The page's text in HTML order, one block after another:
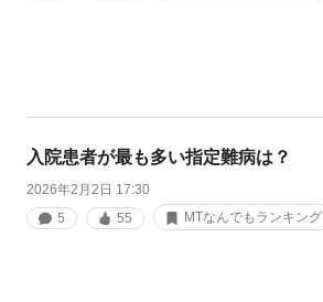
入院患者が最も多い指定難病は？
2026年2月2日 17:30
5
55 MTなんでもランキング